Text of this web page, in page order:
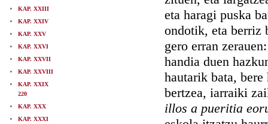
KAP. XXIII
KAP. XXIV
KAP. XXV
KAP. XXVI
KAP. XXVII
KAP. XXVIII
KAP. XXIX
220
KAP. XXX
KAP. XXXI
eta haragi puska
ondotik, eta berriz
gero erran
handia duen
hautarik bata,
bertzea, iarraiki
illos a pueritia